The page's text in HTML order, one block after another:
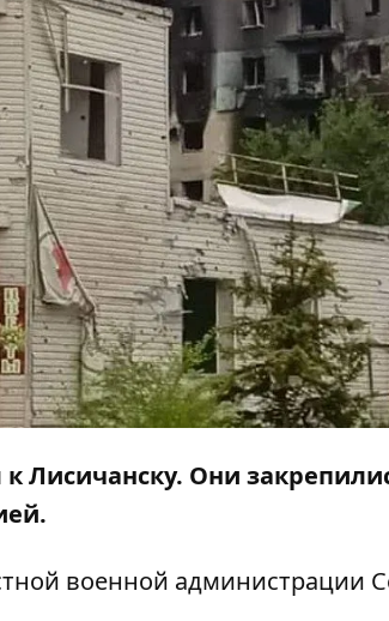
Лисичанску. Они
военной администрации